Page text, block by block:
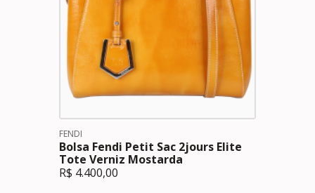
FENDI
Bolsa Fendi Petit Sac 2jours Elite
Tote Verniz Mostarda
R$ 4.400,00